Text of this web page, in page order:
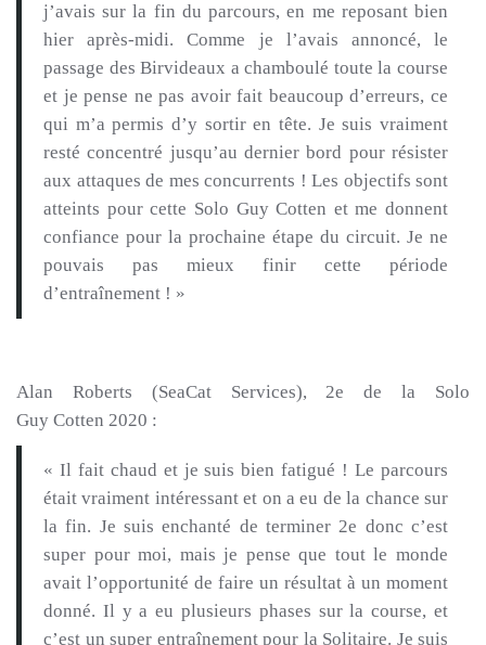
j’avais sur la fin du parcours, en me reposant bien
hier après-midi.
Comme je l’avais annoncé, le
passage des Birvideaux a chamboulé toute la course
et je pense ne pas avoir fait beaucoup d’erreurs, ce
qui m’a permis d’y sortir en tête. Je suis vraiment
resté concentré jusqu’au dernier bord pour résister
aux attaques de mes concurrents ! Les objectifs sont
atteints pour cette Solo Guy Cotten et me donnent
confiance pour la prochaine étape du circuit. Je ne
pouvais pas mieux finir cette période
d’entraînement ! »
Alan Roberts (SeaCat Services), 2e de la Solo
Guy Cotten 2020 :
« Il fait chaud et je suis bien fatigué ! Le parcours
était vraiment intéressant et on a eu de la chance sur
la fin. Je suis enchanté de terminer 2e donc c’est
super pour moi, mais je pense que tout le monde
avait l’opportunité de faire un résultat à un moment
donné. Il y a eu plusieurs phases sur la course, et
c’est un super entraînement pour la Solitaire. Je suis